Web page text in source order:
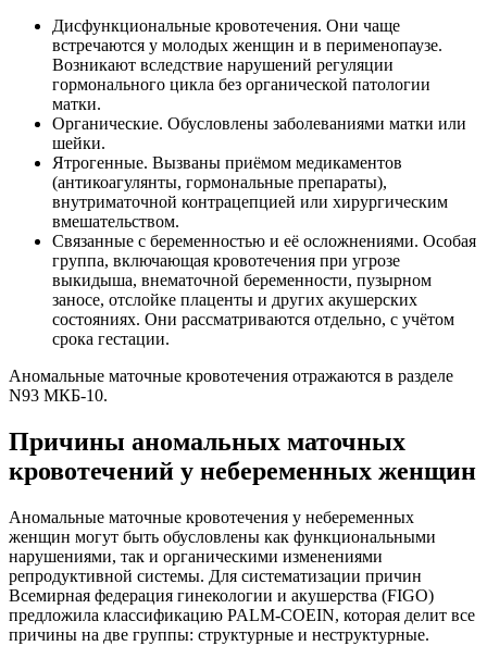
Дисфункциональные кровотечения. Они чаще
встречаются у молодых женщин и в перименопаузе.
Возникают вследствие нарушений регуляции
гормонального цикла без органической патологии
матки.
Органические. Обусловлены заболеваниями матки или
шейки.
Ятрогенные. Вызваны приёмом медикаментов
(антикоагулянты, гормональные препараты),
внутриматочной контрацепцией или хирургическим
вмешательством.
Связанные с беременностью и её осложнениями. Особая
группа, включающая кровотечения при угрозе
выкидыша, внематочной беременности, пузырном
заносе, отслойке плаценты и других акушерских
состояниях. Они рассматриваются отдельно, с учётом
срока гестации.
Аномальные маточные кровотечения отражаются в разделе
N93 МКБ-10.
Причины аномальных маточных
кровотечений у небеременных женщин
Аномальные маточные кровотечения у небеременных
женщин могут быть обусловлены как функциональными
нарушениями, так и органическими изменениями
репродуктивной системы. Для систематизации причин
Всемирная федерация гинекологии и акушерства (FIGO)
предложила классификацию PALM-COEIN, которая делит все
причины на две группы: структурные и неструктурные.